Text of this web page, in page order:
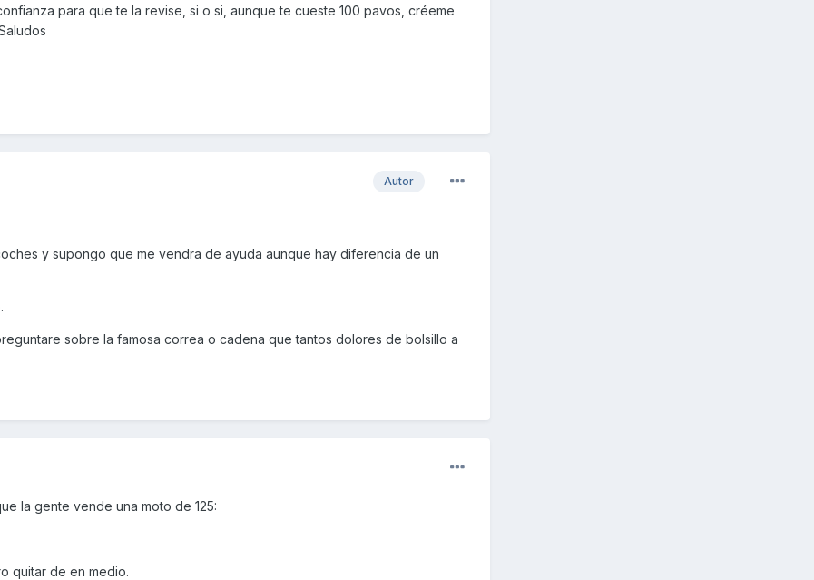
para que te la revise, si o si, aunque te cueste 100 pavos, créeme
Autor
y supongo que me vendra de ayuda aunque hay diferencia de un
sobre la famosa correa o cadena que tantos dolores de bolsillo a
la gente vende una moto de 125:
quitar de en medio.